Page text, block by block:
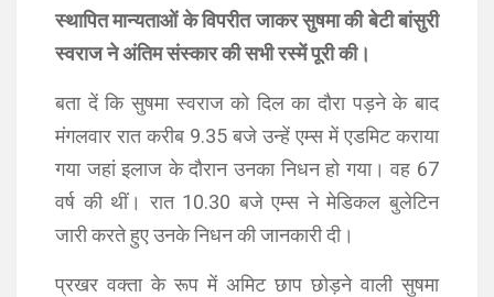
स्थापित मान्यताओं के विपरीत जाकर सुषमा की बेटी बांसुरी
स्वराज ने अंतिम संस्कार की सभी रस्में पूरी की।
बता दें कि सुषमा स्वराज को दिल का दौरा पड़ने के बाद
मंगलवार रात करीब 9.35 बजे उन्हें एम्स में एडमिट कराया
गया जहां इलाज के दौरान उनका निधन हो गया। वह 67
वर्ष की थीं। रात 10.30 बजे एम्स ने मेडिकल बुलेटिन
जारी करते हुए उनके निधन की जानकारी दी।
प्रखर वक्ता के रूप में अमिट छाप छोड़ने वाली सुषमा